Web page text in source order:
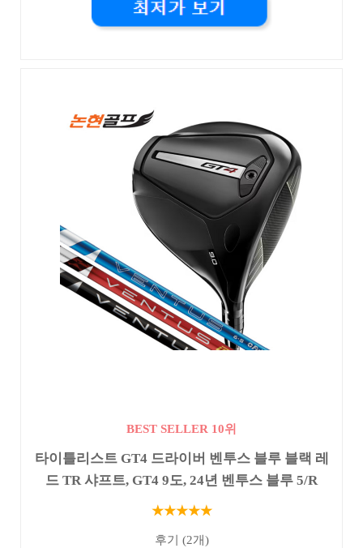
BEST SELLER 10위
타이틀리스트 GT4 드라이버 벤투스 블루 블랙 레
드 TR 샤프트, GT4 9도, 24년 벤투스 블루 5/R
★★★★★
후기 (2개)